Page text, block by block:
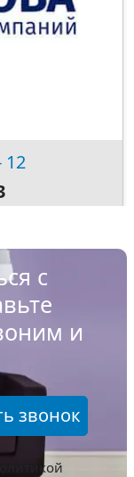
12
с
и
звонок
политикой